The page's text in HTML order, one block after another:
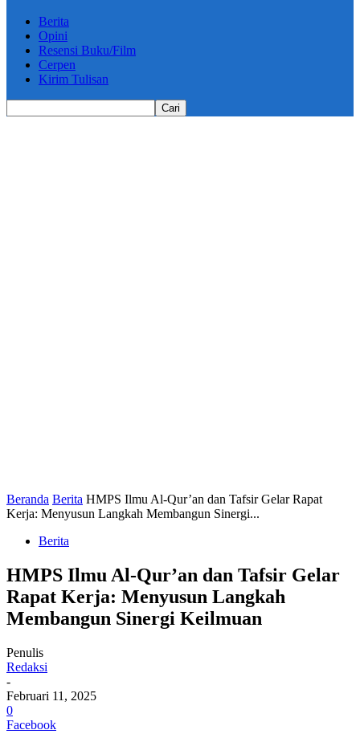
Berita
Opini
Resensi Buku/Film
Cerpen
Kirim Tulisan
Beranda Berita HMPS Ilmu Al-Qur’an dan Tafsir Gelar Rapat
Kerja: Menyusun Langkah Membangun Sinergi...
Berita
HMPS Ilmu Al-Qur’an dan Tafsir Gelar
Rapat Kerja: Menyusun Langkah
Membangun Sinergi Keilmuan
Penulis
Redaksi
-
Februari 11, 2025
0
Facebook